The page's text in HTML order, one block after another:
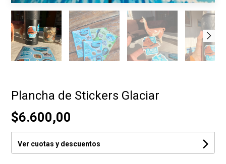
Plancha de Stickers Glaciar
$6.600,00
Ver cuotas y descuentos